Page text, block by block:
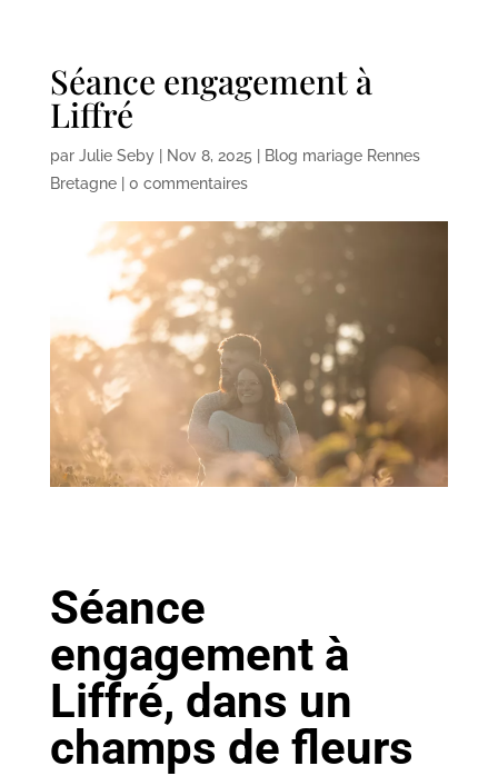
Séance engagement à
Liffré
par Julie Seby| Nov 8, 2025
Blog mariage Rennes
Bretagne| 0 commentaires
Séance
engagement à
Liffré, dans un
champs de fleurs